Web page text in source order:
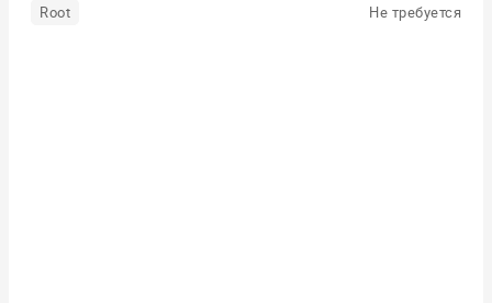
Root Не требуется